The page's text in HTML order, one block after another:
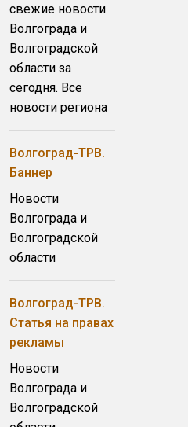
свежие новости
Волгограда и
Волгоградской
области за
сегодня. Все
новости региона
Волгоград-ТРВ.
Баннер
Новости
Волгограда и
Волгоградской
области
Волгоград-ТРВ.
Статья на правах
рекламы
Новости
Волгограда и
Волгоградской